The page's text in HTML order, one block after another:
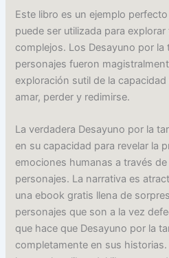
Este libro es un ejemplo
puede ser utilizada para
complejos. Los Desayuno por la
personajes fueron
exploración sutil de la
amar, perder y redimirse.
La verdadera Desayuno por la
en su capacidad para revelar la
emociones humanas a través
personajes. La narrativa es
una ebook gratis llena de
personajes que son a la vez
que hace que Desayuno por la
completamente en sus